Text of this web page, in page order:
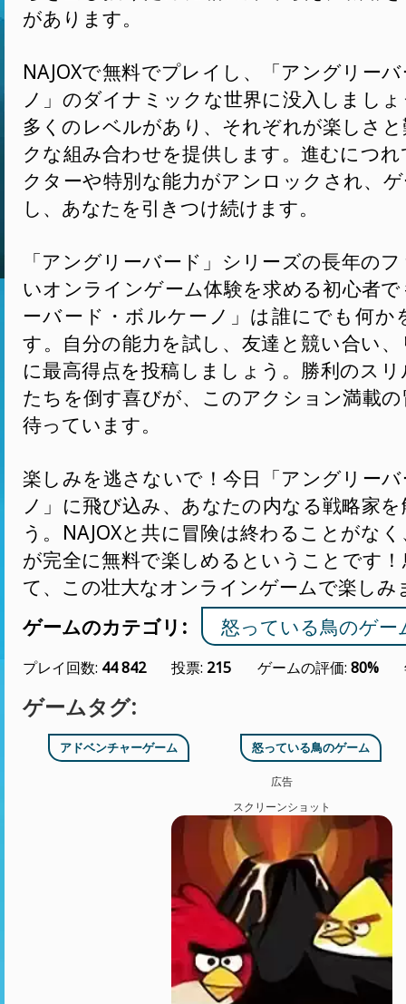
があります。
NAJOXで無料でプレイし、「アングリー
ノ」のダイナミックな世界に没入しまし
多くのレベルがあり、それぞれが楽しさ
クな組み合わせを提供します。進むにつ
クターや特別な能力がアンロックされ、
し、あなたを引きつけ続けます。
「アングリーバード」シリーズの長年の
いオンラインゲーム体験を求める初心者
ーバード・ボルケーノ」は誰にでも何か
す。自分の能力を試し、友達と競い合い
に最高得点を投稿しましょう。勝利のス
たちを倒す喜びが、このアクション満載
待っています。
楽しみを逃さないで！今日「アングリー
ノ」に飛び込み、あなたの内なる戦略家
う。NAJOXと共に冒険は終わることがな
が完全に無料で楽しめるということです
て、この壮大なオンラインゲームで楽しみ
ゲームのカテゴリ:
怒っている鳥のゲー
プレイ回数: 44 842 投票: 215 ゲームの評価: 80%
ゲームタグ:
アドベンチャーゲーム 怒っている鳥のゲーム
広告
スクリーンショット